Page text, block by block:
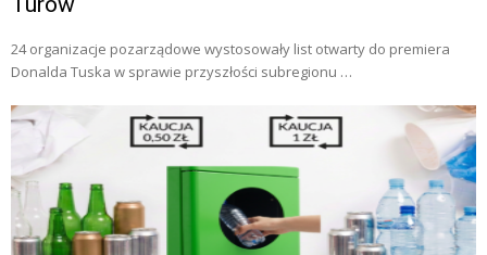
24 organizacje pozarządowe wystosowały list otwarty do premiera
Donalda Tuska w sprawie przyszłości subregionu …